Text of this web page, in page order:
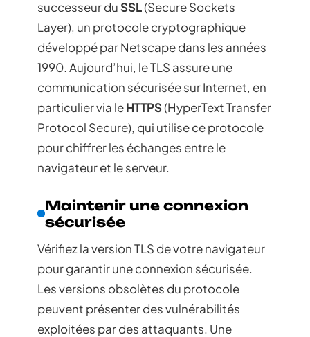
successeur du SSL(Secure Sockets
Layer), un protocole cryptographique
développé par Netscape dans les années
1990. Aujourd’hui, le TLS assure une
communication sécurisée sur Internet, en
particulier via leHTTPS(HyperText Transfer
Protocol Secure), qui utilise ce protocole
pour chiffrer les échanges entre le
navigateur et le serveur.
Maintenir une connexion
sécurisée
Vérifiez la version TLS de votre navigateur
pour garantir une connexion sécurisée.
Les versions obsolètes du protocole
peuvent présenter des vulnérabilités
exploitées par des attaquants. Une